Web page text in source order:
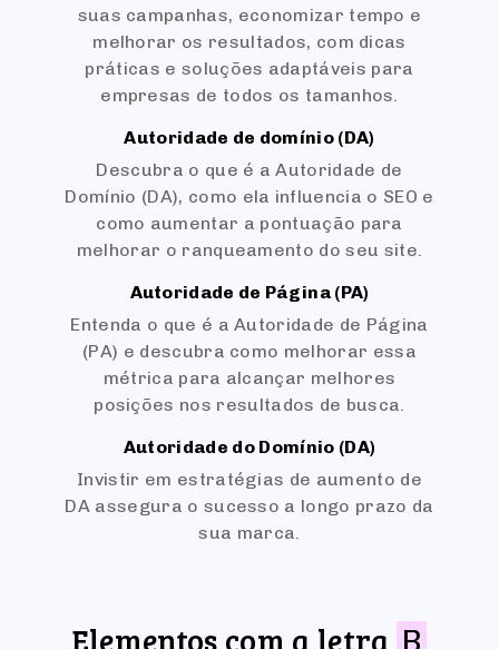
suas campanhas, economizar tempo e
melhorar os resultados, com dicas
práticas e soluções adaptáveis para
empresas de todos os tamanhos.
Autoridade de domínio (DA)
Descubra o que é a Autoridade de
Domínio (DA), como ela influencia o SEO e
como aumentar a pontuação para
melhorar o ranqueamento do seu site.
Autoridade de Página (PA)
Entenda o que é a Autoridade de Página
(PA) e descubra como melhorar essa
métrica para alcançar melhores
posições nos resultados de busca.
Autoridade do Domínio (DA)
Invistir em estratégias de aumento de
DA assegura o sucesso a longo prazo da
sua marca.
Elementos com a letra